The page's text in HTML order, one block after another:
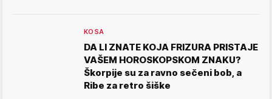
KOSA
DA LI ZNATE KOJA FRIZURA PRISTAJE
VAŠEM HOROSKOPSKOM ZNAKU?
Škorpije su za ravno sečeni bob, a
Ribe za retro šiške